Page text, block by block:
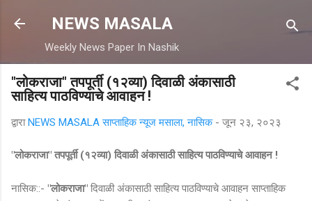
मुख्य सामग्रीवर वगळा
NEWS MASALA
Weekly News Paper In Nashik
"लोकराजा" तपपूर्ती (१२व्या) दिवाळी अंकासाठी
साहित्य पाठविण्याचे आवाहन !
द्वाराNEWS MASALA साप्ताहिक न्यूज मसाला, नासिक - जून २३, २०२३
"लोकराजा" तपपूर्ती (१२व्या) दिवाळी अंकासाठी साहित्य पाठविण्याचे आवाहन !
नासिक::- "लोकराजा" दिवाळी अंकासाठी साहित्य पाठविण्याचे आवाहन साप्ताहिक